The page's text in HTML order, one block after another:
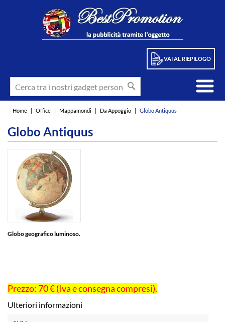
VAI AL RIEPILOGO
Home | Office | Mappamondi | Da Appoggio | Globo Antiquus
Globo Antiquus
Globo geografico luminoso.
Prezzo: 70 € (Iva e consegna compresi).
Ulteriori informazioni